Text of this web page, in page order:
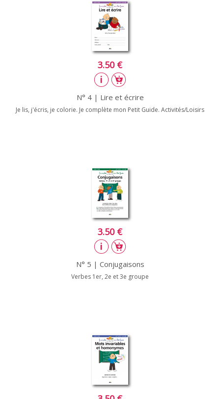
3.50 €
N° 4 | Lire et écrire
Je lis, j'écris, je colorie. Je complète mon Petit Guide. Activités/Loisirs
3.50 €
N° 5 | Conjugaisons
Verbes 1er, 2e et 3e groupe